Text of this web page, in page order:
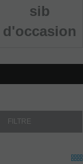
sib
d'occasion